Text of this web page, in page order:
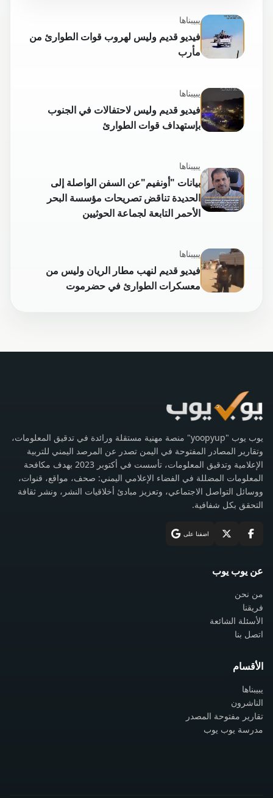
يبيبناها
فيديو قديم وليس لهروب قوات الطوارئ من
مأرب
يبيبناها
فيديو قديم وليس لاحتفالات في الجنوب
بإستهداف قوات الطوارئ
يبيبناها
بيانات "أونفيم"عن السفن الواصلة إلى
الحديدة تناقض تصريحات مؤسسة البحر
الأحمر التابعة لجماعة الحوثيين
يبيبناها
فيديو قديم لنهب مطار الريان وليس من
معسكرات الطوارئ في حضرموت
يوب يوب "yoopyup" منصة مهنية مستقلة ورائدة في تدقيق المعلومات،
وتقارير المصادر المفتوحة في اليمن تصدر عن المرصد اليمني للتربية
الإعلامية وتدقيق المعلومات، تأسست في أكتوبر 2023 بهدف مكافحة
المعلومات المضللة في الفضاء الإعلامي اليمني: صحف، مواقع، قنوات،
ووسائل التواصل الاجتماعي، وتعزيز مبادئ أخلاقيات النشر، ونشر ثقافة
التحقق بكل شفافية.
اضفنا على
عن يوب يوب
من نحن
فريقنا
الأسئلة الشائعة
اتصل بنا
الأقسام
يبيبناها
الناشرون
تقارير مفتوحة المصدر
مدرسة يوب يوب